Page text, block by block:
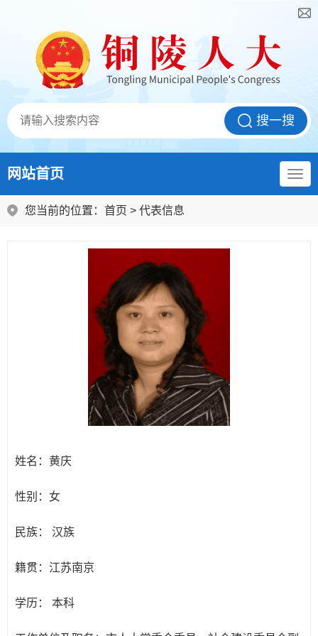
网站首页
您当前的位置： 首页 > 代表信息
姓名： 黄庆
性别： 女
民族： 汉族
籍贯： 江苏南京
学历： 本科